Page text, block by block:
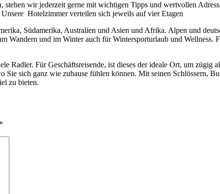
stehen wir jederzeit gerne mit wichtigen Tipps und wertvollen
Hotelzimmer verteilen sich jeweils auf vier Etagen
Südamerika, Australien und Asien und Afrika. Alpen und
Wandern und im Winter auch für Wintersporturlaub und
Radler. Für Geschäftsreisende, ist dieses der ideale Ort, um
sich ganz wie zuhause fühlen können. Mit seinen Schlössern,
zu bieten.